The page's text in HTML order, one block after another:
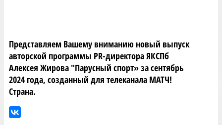
Представляем Вашему вниманию новый выпуск
авторской программы PR-директора ЯКСПб
Алексея Жирова "Парусный спорт» за сентябрь
2024 года, созданный для телеканала МАТЧ!
Страна.